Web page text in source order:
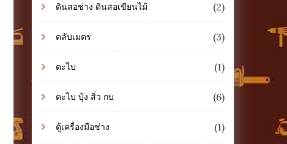
ดินสอช่าง ดินสอเขียนไม้ (2)
ตลับเมตร (3)
ตะไบ (1)
ตะไบ บุ้ง สิ่ว กบ (6)
ตู้เครื่องมือช่าง (1)